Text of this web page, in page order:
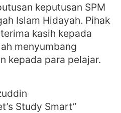
keputusan SPM
Islam Hidayah. Pihak
kasih kepada
menyumbang
kepada para pelajar.
Study Smart”